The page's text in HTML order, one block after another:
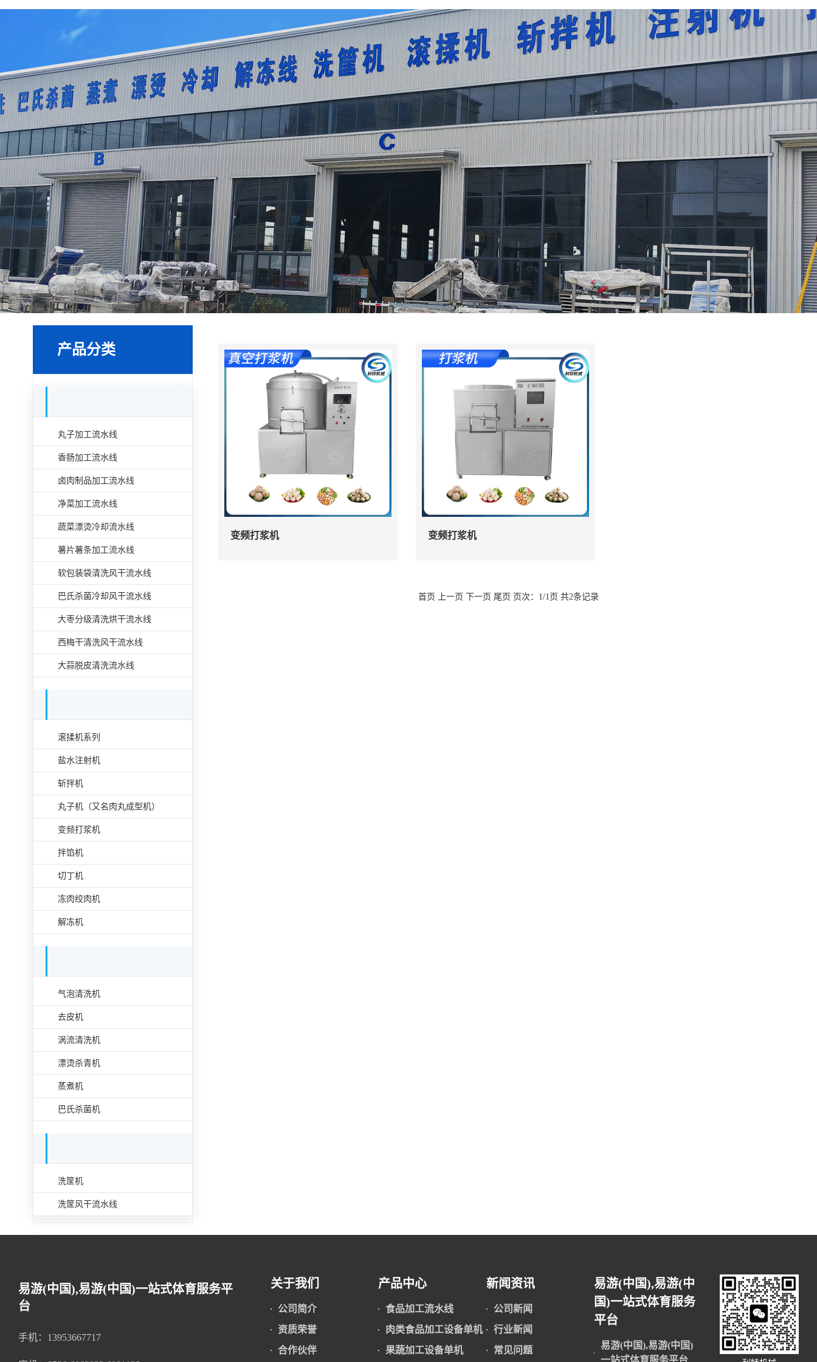
产品分类
食品加工流水线
丸子加工流水线
香肠加工流水线
卤肉制品加工流水线
净菜加工流水线
蔬菜漂烫冷却流水线
薯片薯条加工流水线
软包装袋清洗风干流水线
巴氏杀菌冷却风干流水线
大枣分级清洗烘干流水线
西梅干清洗风干流水线
大蒜脱皮清洗流水线
肉类食品加工设备单机
滚揉机系列
盐水注射机
斩拌机
丸子机（又名肉丸成型机）
变频打浆机
拌馅机
切丁机
冻肉绞肉机
解冻机
果蔬加工设备单机
气泡清洗机
去皮机
涡流清洗机
漂烫杀青机
蒸煮机
巴氏杀菌机
容器清洗设备
洗筐机
洗筐风干流水线
变频打浆机 变频打浆机
首页 上一页 下一页 尾页 页次：1/1页 共2条记录
易游(中国),易游(中国)一站式体育服务平
台
手机：13953667717
关于我们
公司简介
资质荣誉
合作伙伴
产品中心
食品加工流水线
肉类食品加工设备单机
果蔬加工设备单机
新闻资讯
公司新闻
行业新闻
常见问题
易游(中国),易游(中
国)一站式体育服务
平台
易游(中国),易游(中国)
一站式体育服务平台